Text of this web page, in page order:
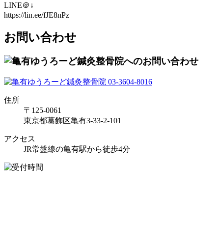
LINE＠↓
https://lin.ee/fJE8nPz
お問い合わせ
住所
〒125-0061
東京都葛飾区亀有3-33-2-101
アクセス
JR常盤線の亀有駅から徒歩4分